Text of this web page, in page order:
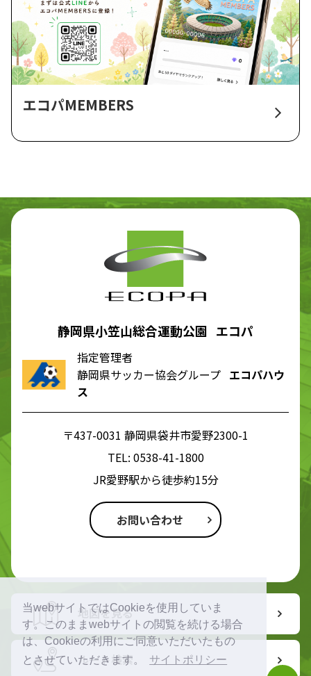
当webサイトではCookieを使用していま
す。このままwebサイトの閲覧を続ける場合
は、Cookieの利用にご同意いただいたもの
とさせていただきます。
サイトポリシー
エコパMEMBERS
静岡県小笠山総合運動公園 エコパ
指定管理者
静岡県サッカー協会グループ エコパハウ
ス
〒437-0031 静岡県袋井市愛野2300-1
TEL: 0538-41-1800
JR愛野駅から徒歩約15分
お問い合わせ
地図を見る
ルート検索